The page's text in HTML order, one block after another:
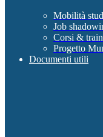
Mobilità
Job
Corsi &
Progetto
Documenti utili